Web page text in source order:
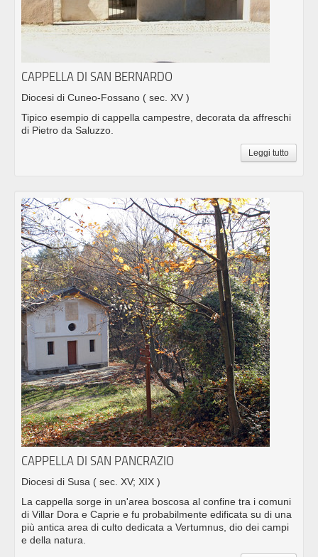
CAPPELLA DI SAN BERNARDO
Diocesi di Cuneo-Fossano ( sec. XV )
Tipico esempio di cappella campestre, decorata da affreschi
di Pietro da Saluzzo.
Leggi tutto
CAPPELLA DI SAN PANCRAZIO
Diocesi di Susa ( sec. XV; XIX )
La cappella sorge in un'area boscosa al confine tra i comuni
di Villar Dora e Caprie e fu probabilmente edificata su di una
più antica area di culto dedicata a Vertumnus, dio dei campi
e della natura.